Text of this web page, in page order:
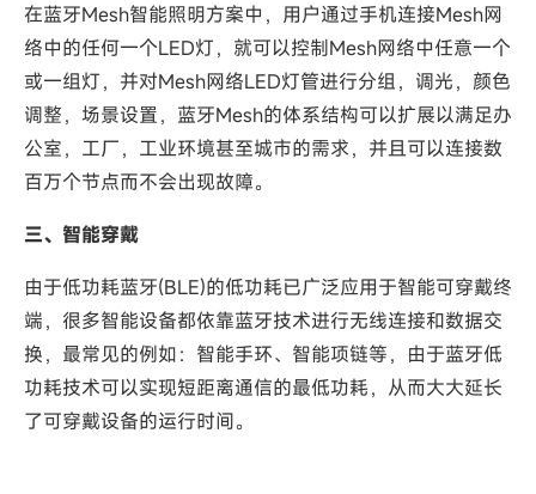
在蓝牙Mesh智能照明方案中，用户通过手机连接Mesh网
络中的任何一个LED灯，就可以控制Mesh网络中任意一个
或一组灯，并对Mesh网络LED灯管进行分组，调光，颜色
调整，场景设置，蓝牙Mesh的体系结构可以扩展以满足办
公室，工厂，工业环境甚至城市的需求，并且可以连接数
百万个节点而不会出现故障。
三、智能穿戴
由于低功耗蓝牙(BLE)的低功耗已广泛应用于智能可穿戴终
端，很多智能设备都依靠蓝牙技术进行无线连接和数据交
换，最常见的例如：智能手环、智能项链等，由于蓝牙低
功耗技术可以实现短距离通信的最低功耗，从而大大延长
了可穿戴设备的运行时间。